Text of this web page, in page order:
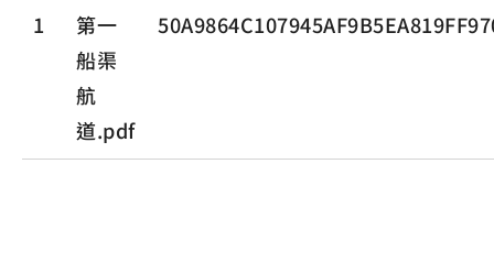
1
第一
船渠
航
道.pdf